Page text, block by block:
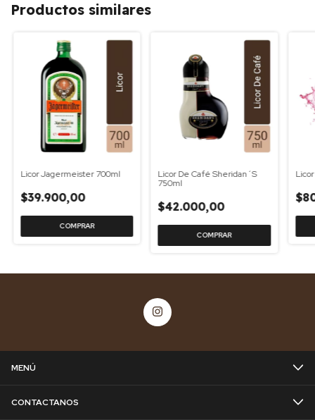
Productos similares
Licor Jagermeister 700ml
$39.900,00
Licor De Café Sheridan´S
750ml
$42.000,00
MENÚ
CONTACTANOS